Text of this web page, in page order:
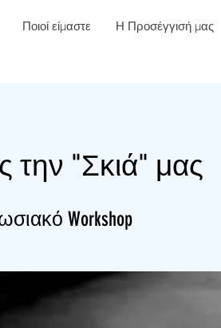
Ποιοί είμαστε Η Προσέγγισή μας
την "Σκιά" μας
Workshop